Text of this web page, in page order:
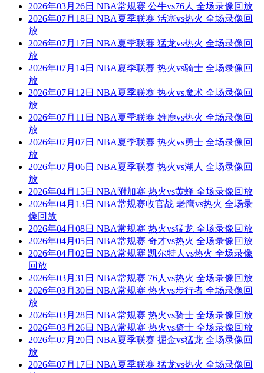
2026年03月26日 NBA常规赛 公牛vs76人 全场录像回放
2026年07月18日 NBA夏季联赛 活塞vs热火 全场录像回
放
2026年07月17日 NBA夏季联赛 猛龙vs热火 全场录像回
放
2026年07月14日 NBA夏季联赛 热火vs骑士 全场录像回
放
2026年07月12日 NBA夏季联赛 热火vs魔术 全场录像回
放
2026年07月11日 NBA夏季联赛 雄鹿vs热火 全场录像回
放
2026年07月07日 NBA夏季联赛 热火vs勇士 全场录像回
放
2026年07月06日 NBA夏季联赛 热火vs湖人 全场录像回
放
2026年04月15日 NBA附加赛 热火vs黄蜂 全场录像回放
2026年04月13日 NBA常规赛收官战 老鹰vs热火 全场录
像回放
2026年04月08日 NBA常规赛 热火vs猛龙 全场录像回放
2026年04月05日 NBA常规赛 奇才vs热火 全场录像回放
2026年04月02日 NBA常规赛 凯尔特人vs热火 全场录像
回放
2026年03月31日 NBA常规赛 76人vs热火 全场录像回放
2026年03月30日 NBA常规赛 热火vs步行者 全场录像回
放
2026年03月28日 NBA常规赛 热火vs骑士 全场录像回放
2026年03月26日 NBA常规赛 热火vs骑士 全场录像回放
2026年07月20日 NBA夏季联赛 掘金vs猛龙 全场录像回
放
2026年07月17日 NBA夏季联赛 猛龙vs热火 全场录像回